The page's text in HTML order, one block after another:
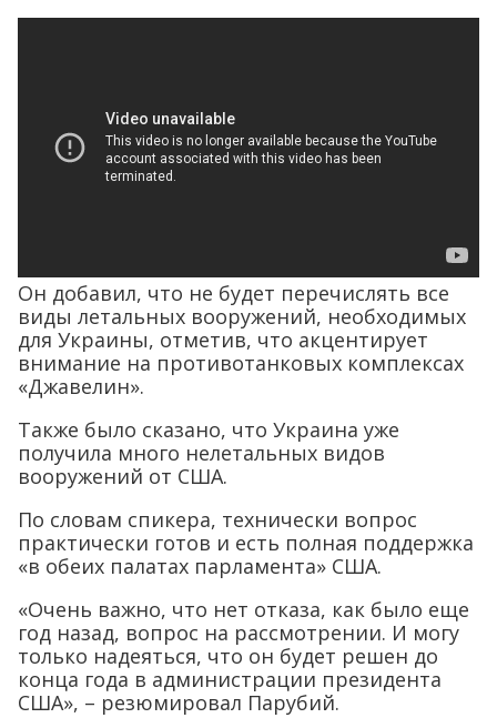
Он добавил, что не будет перечислять все
виды летальных вооружений, необходимых
для Украины, отметив, что акцентирует
внимание на противотанковых комплексах
«Джавелин».
Также было сказано, что Украина уже
получила много нелетальных видов
вооружений от США.
По словам спикера, технически вопрос
практически готов и есть полная поддержка
«в обеих палатах парламента» США.
«Очень важно, что нет отказа, как было еще
год назад, вопрос на рассмотрении. И могу
только надеяться, что он будет решен до
конца года в администрации президента
США», – резюмировал Парубий.